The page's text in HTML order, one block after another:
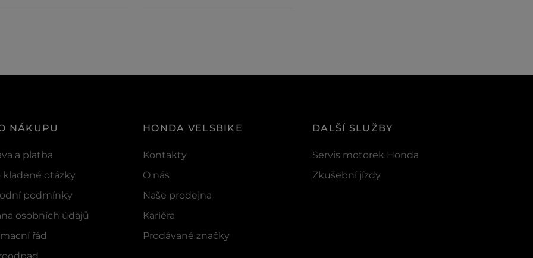
NÁKUPU
a platba
kladené otázky
podmínky
osobních údajů
řád
HONDA VELSBIKE
Kontakty
O nás
Naše prodejna
Kariéra
Prodávané značky
DALŠÍ SLUŽBY
Servis motorek Honda
Zkušební jízdy